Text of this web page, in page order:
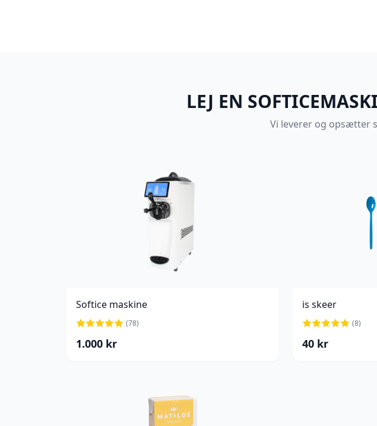
LEJ EN
Vi leverer og opsætter
Softice maskine
(78)
1.000 kr
is skeer
(8)
40 kr